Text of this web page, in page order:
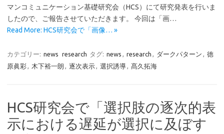
マンコミュニケーション基礎研究会（HCS）にて研究発表を行いま
したので、ご報告させていただきます。 今回は「画…
Read More: HCS研究会で「画像… »
カテゴリー: news research タグ: news , research , ダークパターン , 徳
原眞彩, 木下裕一朗 , 逐次表示, 選択誘導, 髙久拓海
HCS研究会で「選択肢の逐次的表
示における遅延が選択に及ぼす